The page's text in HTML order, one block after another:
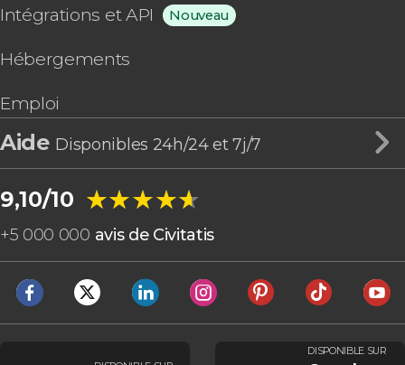
Intégrations et API Nouveau
Hébergements
Emploi
Aide Disponibles 24h/24 et 7j/7
9,10/10 ★★★★★
★★★★★
+5 000 000 avis de Civitatis
DISPONIBLE SUR